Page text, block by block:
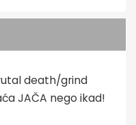
death/grind
JAČA nego ikad!